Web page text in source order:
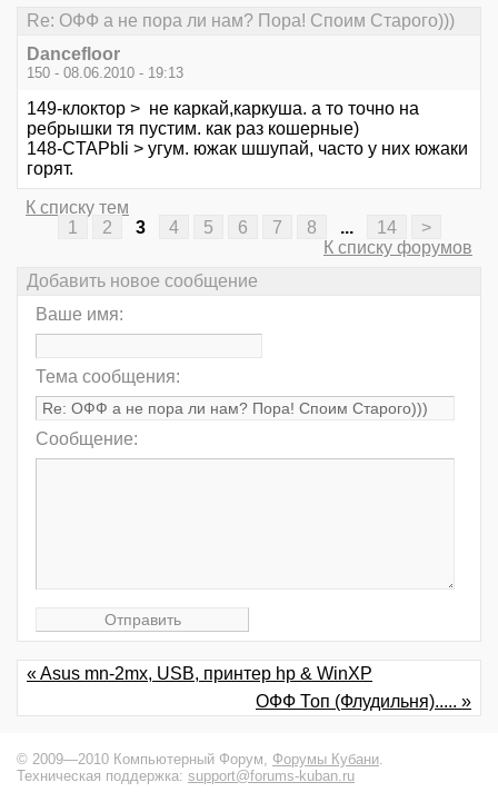
Re: ОФФ а не пора ли нам? Пора! Споим Старого)))
Dancefloor
150 - 08.06.2010 - 19:13
149-клоктор > не каркай,каркуша. а то точно на
ребрышки тя пустим. как раз кошерные)
148-CTAPbIi > угум. южак шшупай, часто у них южаки
горят.
К списку тем
1
2 3 4 5 6 7 8 ... 14
>
К списку форумов
Добавить новое сообщение
Ваше имя:
Тема сообщения:
Сообщение:
« Asus mn-2mx, USB, принтер hp & WinXP
ОФФ Топ (Флудильня)..... »
© 2009—2010 Компьютерный Форум, Форумы Кубани.
Техническая поддержка: support@forums-kuban.ru